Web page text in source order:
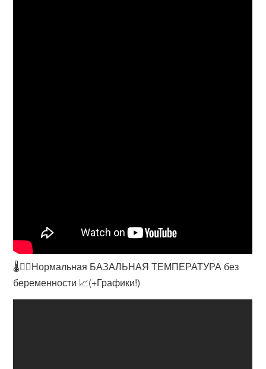
🌡️🙎‍♀️Нормальная БАЗАЛЬНАЯ ТЕМПЕРАТУРА без
беременности 📈(+Графики!)